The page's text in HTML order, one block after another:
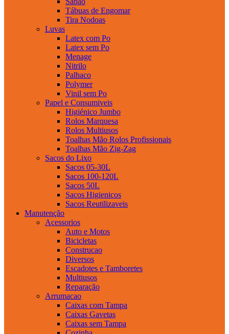
Tábuas de Engomar
Tira Nodoas
Luvas
Latex com Po
Latex sem Po
Menage
Nitrilo
Palhaco
Polymer
Vinil sem Po
Papel e Consumiveis
Higiénico Jumbo
Rolos Marquesa
Rolos Multiusos
Toalhas Mão Rolos Profissionais
Toalhas Mão Zig-Zag
Sacos do Lixo
Sacos 05-30L
Sacos 100-120L
Sacos 50L
Sacos Higienicos
Sacos Reutilizaveis
Manutenção
Acessorios
Auto e Motos
Bicicletas
Construcao
Diversos
Escadotes e Tamboretes
Multiusos
Reparação
Arrumacao
Caixas com Tampa
Caixas Gavetas
Caixas sem Tampa